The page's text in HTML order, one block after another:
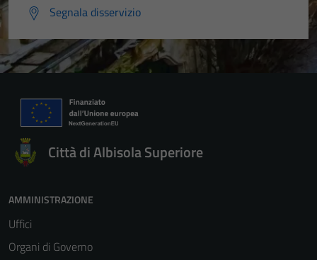
Segnala disservizio
Città di Albisola Superiore
AMMINISTRAZIONE
Uffici
Organi di Governo